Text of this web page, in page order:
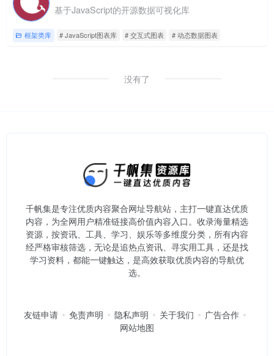
基于JavaScript的开源数据可视化库
框架类库 # JavaScript图表库 # 交互式图表 # 动态数据图表
没有了
千帆集是专注优质内容聚合网址导航站，主打一键直达优质
内容，为全网用户精准链接高价值内容入口。​收录海量精选
资源，按资讯、工具、学习、娱乐等多维度分类，所有内容
经严格审核筛选，无论是追热点资讯、寻实用工具，还是找
学习资料，都能一键触达，是高效获取优质内容的导航优
选。
友链申请 免责声明 隐私声明 关于我们
广告合作
网站地图